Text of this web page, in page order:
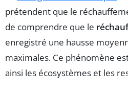
prétendent que le
de comprendre que le
enregistré une hausse
maximales. Ce phénomène
ainsi les écosystèmes et les